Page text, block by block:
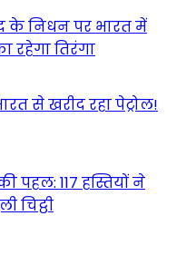
के निधन पर भारत में
रहेगा तिरंगा
से खरीद रहा पेट्रोल!
पहल: 117 हस्तियों ने
चिट्ठी